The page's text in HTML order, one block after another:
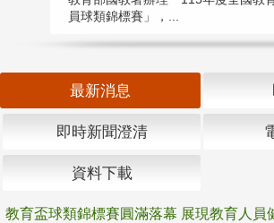
員球類錦標賽」，...
最新消息
即時新聞澄清
資料下載